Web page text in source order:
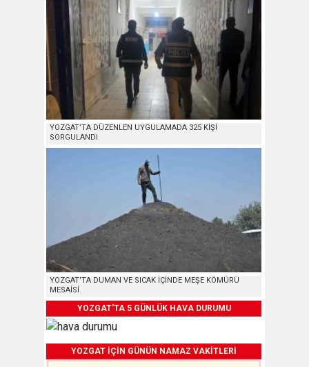
YOZGAT’TA DÜZENLEN UYGULAMADA 325 KİŞİ
SORGULANDI
YOZGAT’TA DUMAN VE SICAK İÇİNDE MEŞE KÖMÜRÜ
MESAİSİ
YOZGAT'TA 5 GÜNLÜK HAVA DURUMU
YOZGAT İÇİN GÜNÜN NAMAZ VAKİTLERİ